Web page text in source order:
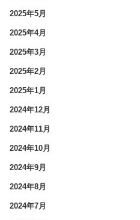
2025年5月
2025年4月
2025年3月
2025年2月
2025年1月
2024年12月
2024年11月
2024年10月
2024年9月
2024年8月
2024年7月